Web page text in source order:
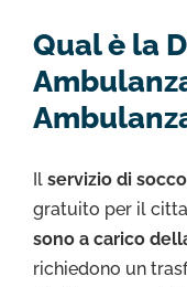
Qual è la
Il servizio di
gratuito per il
sono a carico
richiedono un